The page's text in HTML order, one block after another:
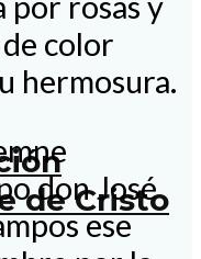
de Cristo
color
hermosura.
don José
ese